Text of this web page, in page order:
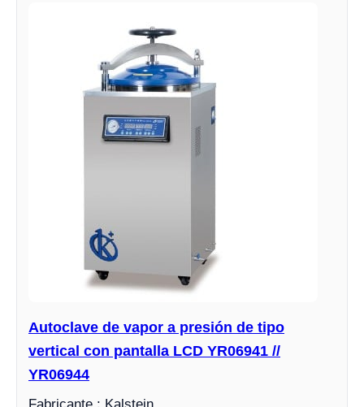
Autoclave de vapor a presión de tipo
vertical con pantalla LCD YR06941 //
YR06944
Fabricante : Kalstein